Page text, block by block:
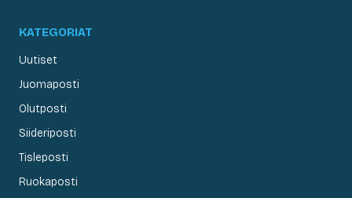
KATEGORIAT
Uutiset
Juomaposti
Olutposti
Siideriposti
Tisleposti
Ruokaposti